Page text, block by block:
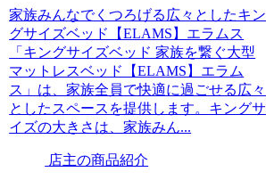
家族みんなでくつろげる広々としたキン
グサイズベッド【ELAMS】エラムス
「キングサイズベッド 家族を繋ぐ大型
マットレスベッド【ELAMS】エラム
ス」は、家族全員で快適に過ごせる広々
としたスペースを提供します。キングサ
イズの大きさは、家族みん...
店主の商品紹介